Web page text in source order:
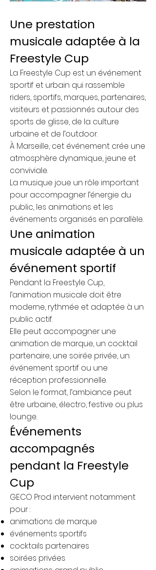
Une prestation
musicale adaptée à la
Freestyle Cup
La Freestyle Cup est un événement
sportif et urbain qui rassemble
riders, sportifs, marques, partenaires,
visiteurs et passionnés autour des
sports de glisse, de la culture
urbaine et de l’outdoor.
À Marseille, cet événement crée une
atmosphère dynamique, jeune et
conviviale.
La musique joue un rôle important
pour accompagner l’énergie du
public, les animations et les
événements organisés en parallèle.
Une animation
musicale adaptée à un
événement sportif
Pendant la Freestyle Cup,
l’animation musicale doit être
moderne, rythmée et adaptée à un
public actif.
Elle peut accompagner une
animation de marque, un cocktail
partenaire, une soirée privée, un
événement sportif ou une
réception professionnelle.
Selon le format, l’ambiance peut
être urbaine, électro, festive ou plus
lounge.
Événements
accompagnés
pendant la Freestyle
Cup
GECO Prod intervient notamment
pour :
animations de marque
événements sportifs
cocktails partenaires
soirées privées